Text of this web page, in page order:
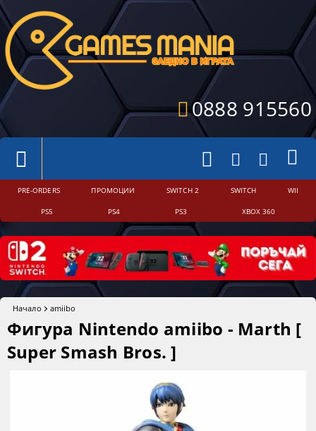
0888 915560
PRE-ORDERS ПРОМОЦИИ SWITCH 2 SWITCH WII
PS5 PS4 PS3 XBOX 360
Начало amiibo
Фигура Nintendo amiibo - Marth [
Super Smash Bros. ]